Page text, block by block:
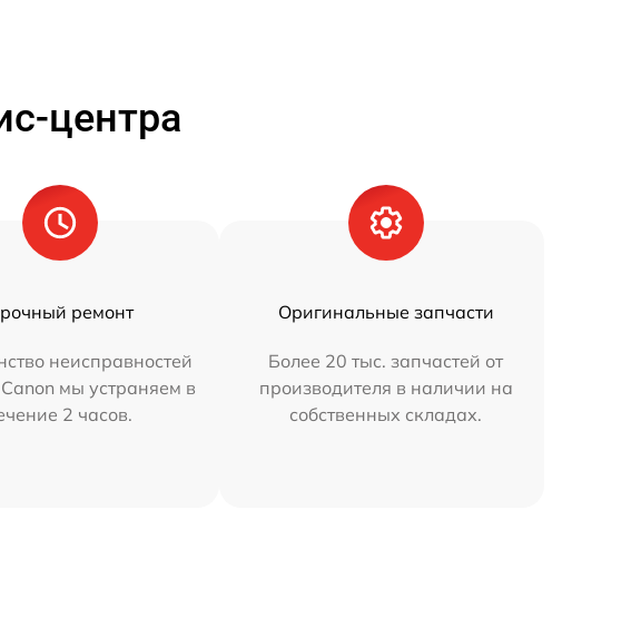
центра
ремонт
неисправностей
мы устраняем в
2 часов.
Оригинальные запчасти
Более 20 тыс. запчастей от
производителя в наличии на
собственных складах.